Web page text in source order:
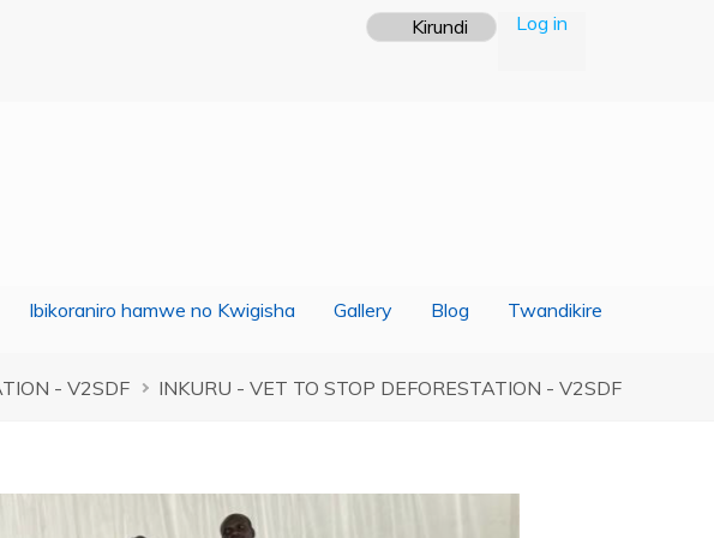
Log in
Ibikoraniro hamwe no Kwigisha Gallery Blog Twandikire
- V2SDF INKURU - VET TO STOP DEFORESTATION - V2SDF